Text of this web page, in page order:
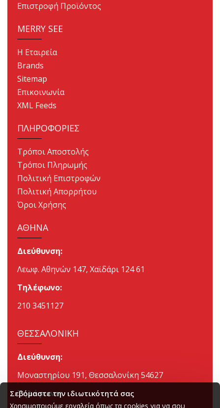
Επιστροφή Προϊόντος
MERRY SEE
Η Εταιρεία
Brands
Sitemap
Επικοινωνία
XML Feeds
ΠΛΗΡΟΦΟΡΙΕΣ
Τρόποι Αποστολής
Τρόποι Πληρωμής
Πολιτική Επιστροφών
Πολιτική Απορρήτου
Όροι Χρήσης
ΑΘΗΝΑ
Διεύθυνση:
Λεωφ. Αθηνών 147, Χαϊδάρι 124 61
Τηλέφωνο:
210 3451127
ΘΕΣΣΑΛΟΝΙΚΗ
Διεύθυνση:
Μοναστηρίου 191, Θεσσαλονίκη 54627
Τηλέφωνο:
Σεβόμαστε την ιδιωτικότητά σας
Χρησιμοποιούμε εργαλεία όπως τα cookies για να σου